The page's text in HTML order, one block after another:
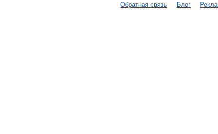
Обратная связь
Блог